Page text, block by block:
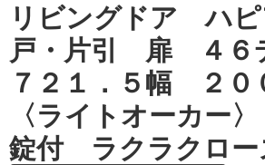
リビングドア ハ
戸・片引 扉 ４６
７２１．５幅 ２
〈ライトオーカー
錠付 ラクラクロー